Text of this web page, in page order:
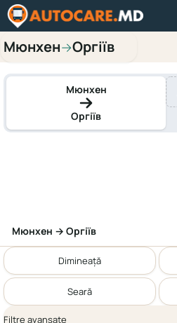
Мюнхен→Оргіїв
Мюнхен
Оргіїв
Мюнхен → Оргіїв
Dimineață
Seară
Filtre avansate